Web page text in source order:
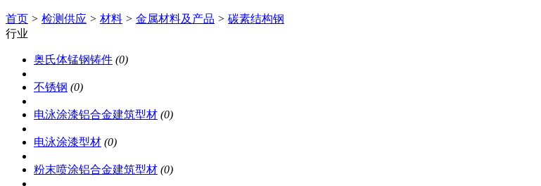
首页 > 检测供应 > 材料 > 金属材料及产品 > 碳素结构钢
行业
奥氏体锰钢铸件 (0)
不锈钢 (0)
电泳涂漆铝合金建筑型材 (0)
电泳涂漆型材 (0)
粉末喷涂铝合金建筑型材 (0)